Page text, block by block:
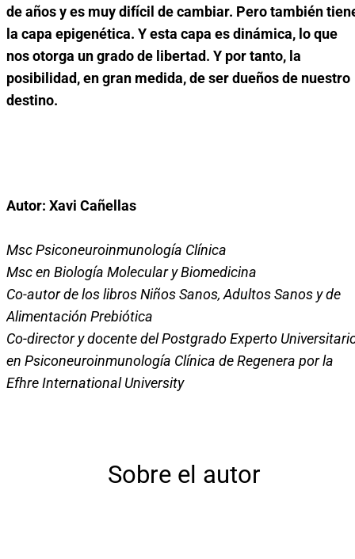
de años y es muy difícil de cambiar. Pero también
la capa epigenética. Y esta capa es dinámica, lo que
nos otorga un grado de libertad. Y por tanto, la
posibilidad, en gran medida, de ser dueños de nuestro
destino.
Autor: Xavi Cañellas
Msc Psiconeuroinmunología Clínica
Msc en Biología Molecular y Biomedicina
Co-autor de los libros Niños Sanos, Adultos Sanos y de
Alimentación Prebiótica
Co-director y docente del Postgrado Experto
en Psiconeuroinmunología Clínica de Regenera por la
Efhre International University
Sobre el autor